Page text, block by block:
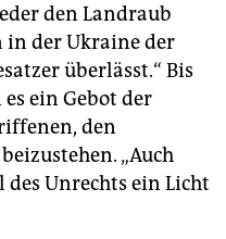
den Landraub
in der Ukraine der
überlässt.“ Bis
ein Gebot der
den
„Auch
Unrechts ein Licht